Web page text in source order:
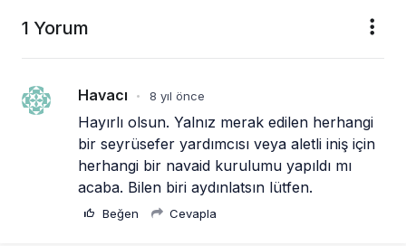
1 Yorum
Havacı • 8 yıl önce
Hayırlı olsun. Yalnız merak edilen herhangi
bir seyrüsefer yardımcısı veya aletli iniş için
herhangi bir navaid kurulumu yapıldı mı
acaba. Bilen biri aydınlatsın lütfen.
Beğen Cevapla